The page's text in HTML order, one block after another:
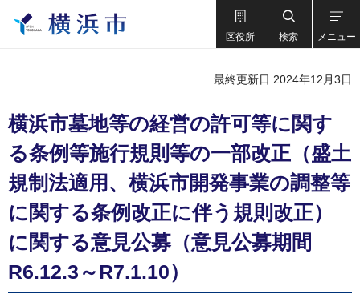
区役所 検索 メニュー
最終更新日 2024年12月3日
横浜市墓地等の経営の許可等に関す
る条例等施行規則等の一部改正（盛土
規制法適用、横浜市開発事業の調整等
に関する条例改正に伴う規則改正）
に関する意見公募（意見公募期間
R6.12.3～R7.1.10）